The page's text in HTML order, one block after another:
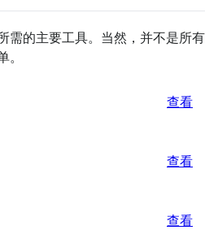
需的主要工具。当然，并不是所有
查看
查看
查看